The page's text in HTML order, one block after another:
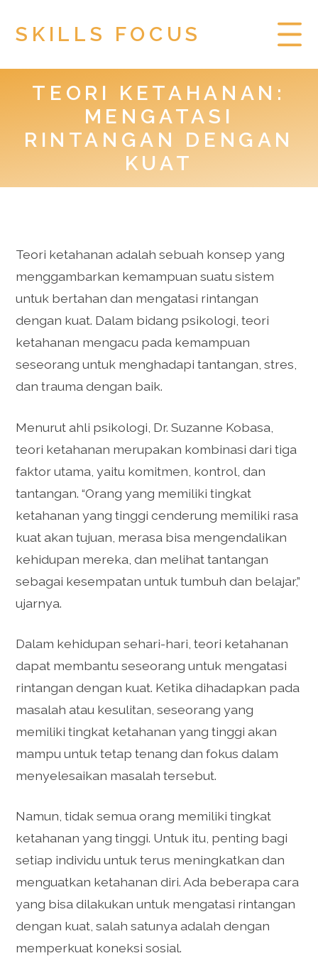
SKILLS FOCUS
HOME
PRIVACY POLICY
TOGEL HONGKONG
TEORI KETAHANAN:
MENGATASI
RINTANGAN DENGAN
KUAT
Teori ketahanan adalah sebuah konsep yang
menggambarkan kemampuan suatu sistem
untuk bertahan dan mengatasi rintangan
dengan kuat. Dalam bidang psikologi, teori
ketahanan mengacu pada kemampuan
seseorang untuk menghadapi tantangan, stres,
dan trauma dengan baik.
Menurut ahli psikologi, Dr. Suzanne Kobasa,
teori ketahanan merupakan kombinasi dari tiga
faktor utama, yaitu komitmen, kontrol, dan
tantangan. “Orang yang memiliki tingkat
ketahanan yang tinggi cenderung memiliki rasa
kuat akan tujuan, merasa bisa mengendalikan
kehidupan mereka, dan melihat tantangan
sebagai kesempatan untuk tumbuh dan belajar,”
ujarnya.
Dalam kehidupan sehari-hari, teori ketahanan
dapat membantu seseorang untuk mengatasi
rintangan dengan kuat. Ketika dihadapkan pada
masalah atau kesulitan, seseorang yang
memiliki tingkat ketahanan yang tinggi akan
mampu untuk tetap tenang dan fokus dalam
menyelesaikan masalah tersebut.
Namun, tidak semua orang memiliki tingkat
ketahanan yang tinggi. Untuk itu, penting bagi
setiap individu untuk terus meningkatkan dan
menguatkan ketahanan diri. Ada beberapa cara
yang bisa dilakukan untuk mengatasi rintangan
dengan kuat, salah satunya adalah dengan
memperkuat koneksi sosial.